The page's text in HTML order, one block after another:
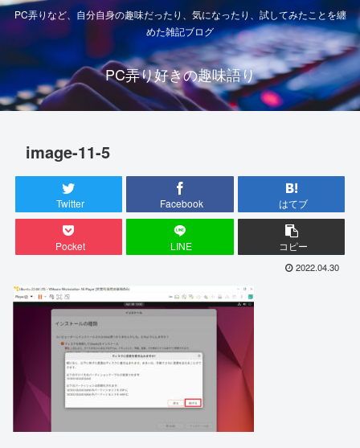
PC弄りなど、自分自身の趣味だったり、気になったり、試してみたことを纏
めた雑記ブログ
PC弄り好きの趣味語り
image-11-5
Twitter Facebook はてブ
Pocket LINE コピー
2022.04.30